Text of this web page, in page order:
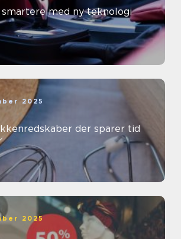
med ny teknologi
2025
der sparer tid
2025